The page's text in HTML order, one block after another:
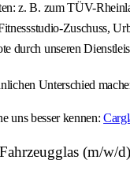
z. B. zum TÜV-
Zuschuss,
durch unseren
Unterschied
uns besser kennen:
(m/w/